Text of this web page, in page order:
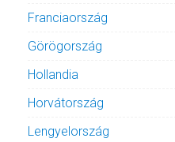
Franciaország
Görögország
Hollandia
Horvátország
Lengyelország